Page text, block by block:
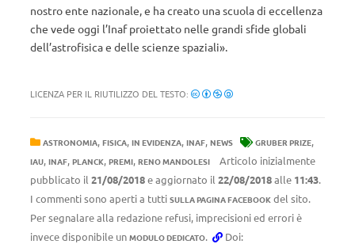
nostro ente nazionale, e ha creato una scuola di eccellenza
che vede oggi l’Inaf proiettato nelle grandi sfide globali
dell’astrofisica e delle scienze spaziali».
LICENZA PER IL RIUTILIZZO DEL TESTO:
ASTRONOMIA, FISICA, IN EVIDENZA, INAF, NEWS GRUBER PRIZE,
IAU, INAF, PLANCK, PREMI, RENO MANDOLESI
Articolo inizialmente
pubblicato il 21/08/2018e aggiornato il 22/08/2018alle 11:43.
I commenti sono aperti a tutti SULLA PAGINA FACEBOOK del sito.
Per segnalare alla redazione refusi, imprecisioni ed errori è
invece disponibile un MODULO DEDICATO. Doi: